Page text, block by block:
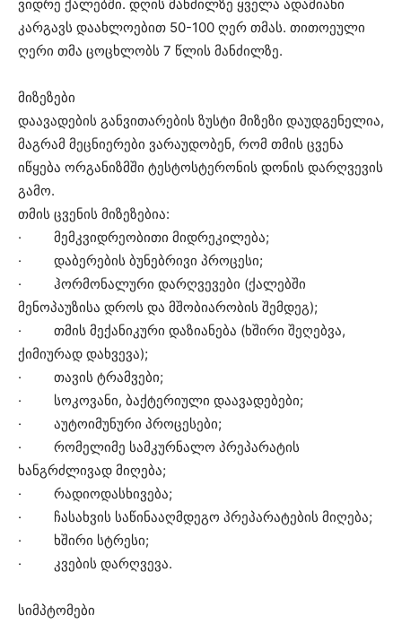
ვიდრე ქალებში. დღის მანძილზე ყველა ადამიანი
კარგავს დაახლოებით 50-100 ღერ თმას. თითოეული
ღერი თმა ცოცხლობს 7 წლის მანძილზე.
მიზეზები
დაავადების განვითარების ზუსტი მიზეზი დაუდგენელია,
მაგრამ მეცნიერები ვარაუდობენ, რომ თმის ცვენა
იწყება ორგანიზმში ტესტოსტერონის დონის დარღვევის
გამო.
თმის ცვენის მიზეზებია:
· მემკვიდრეობითი მიდრეკილება;
· დაბერების ბუნებრივი პროცესი;
· ჰორმონალური დარღვევები (ქალებში
მენოპაუზისა დროს და მშობიარობის შემდეგ);
· თმის მექანიკური დაზიანება (ხშირი შეღებვა,
ქიმიურად დახვევა);
· თავის ტრამვები;
· სოკოვანი, ბაქტერიული დაავადებები;
· აუტოიმუნური პროცესები;
· რომელიმე სამკურნალო პრეპარატის
ხანგრძლივად მიღება;
· რადიოდასხივება;
· ჩასახვის საწინააღმდეგო პრეპარატების მიღება;
· ხშირი სტრესი;
· კვების დარღვევა.
სიმპტომები